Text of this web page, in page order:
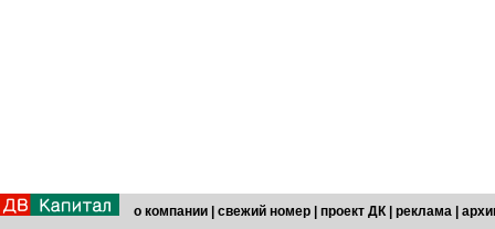
о компании свежий номер проект ДК реклама